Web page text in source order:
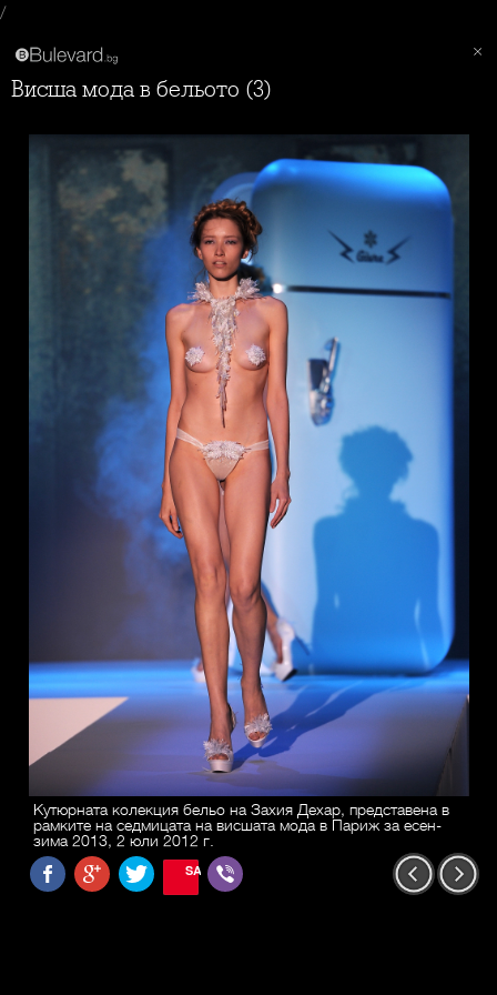
/
Висша мода в бельото (3)
Кутюрната колекция бельо на Захия Дехар, представена в
рамките на седмицата на висшата мода в Париж за есен-
зима 2013, 2 юли 2012 г.
SAVE